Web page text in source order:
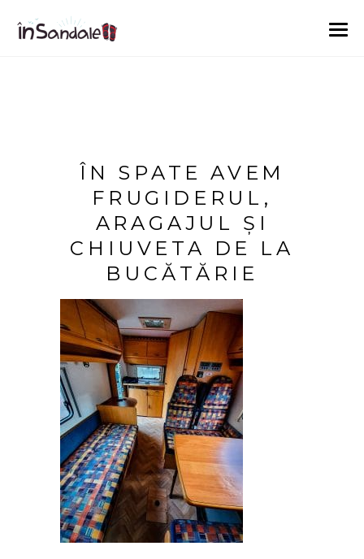
ÎN SPATE AVEM
FRUGIDERUL,
ARAGAJUL ȘI
CHIUVETA DE LA
BUCĂTĂRIE